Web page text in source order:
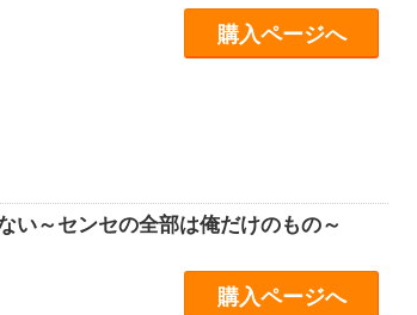
購入ページへ
い～センセの全部は俺だけのもの～
購入ページへ